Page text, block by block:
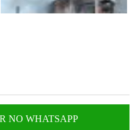
NO WHATSAPP